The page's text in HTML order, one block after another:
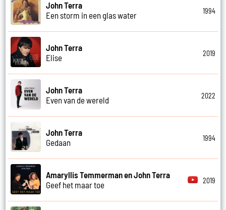
John Terra
Een storm in een glas water
1994
John Terra
Elise
2019
John Terra
Even van de wereld
2022
John Terra
Gedaan
1994
Amaryllis Temmerman en John Terra
Geef het maar toe
2019